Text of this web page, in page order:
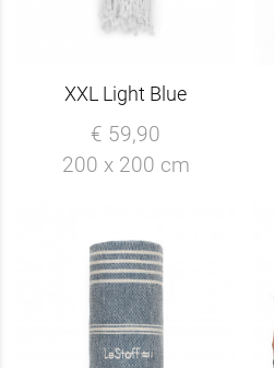
XXL Light Blue
€ 59,90
200 x 200 cm